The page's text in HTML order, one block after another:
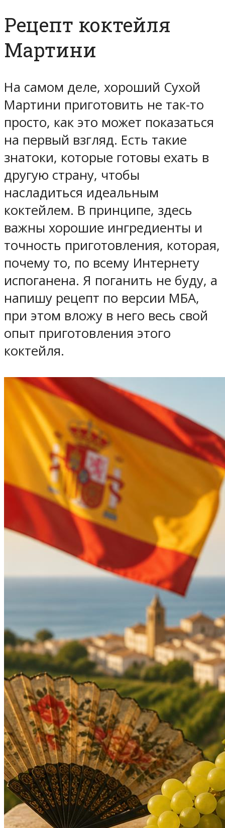
Рецепт коктейля
Мартини
На самом деле, хороший Сухой
Мартини приготовить не так-то
просто, как это может показаться
на первый взгляд. Есть такие
знатоки, которые готовы ехать в
другую страну, чтобы
насладиться идеальным
коктейлем. В принципе, здесь
важны хорошие ингредиенты и
точность приготовления, которая,
почему то, по всему Интернету
испоганена. Я поганить не буду, а
напишу рецепт по версии МБА,
при этом вложу в него весь свой
опыт приготовления этого
коктейля.